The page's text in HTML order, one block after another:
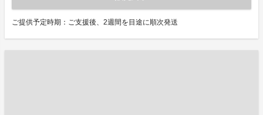
ご提供予定時期：ご支援後、2週間を目途に順次発送